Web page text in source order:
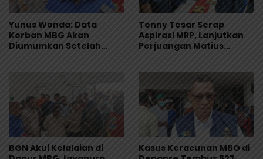
Yunus Wonda: Data
Korban MBG Akan
Diumumkan Setelah
Tonny Tesar Serap
Aspirasi MRP, Lanjutkan
Perjuangan Matius
Masyarakat Adat
BGN Akui Kelalaian di
Kasus Keracunan MBG di